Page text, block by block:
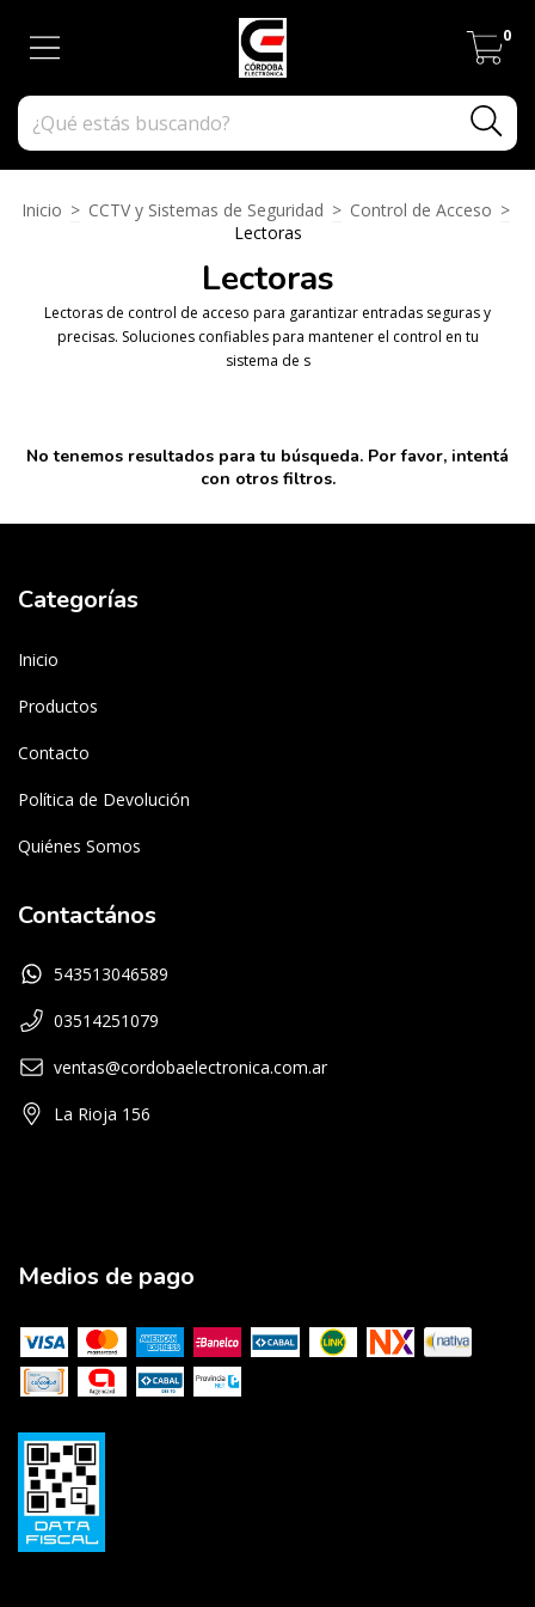
0
Inicio > CCTV y Sistemas de Seguridad > Control de Acceso >
Lectoras
Lectoras
Lectoras de control de acceso para garantizar entradas seguras y
precisas. Soluciones confiables para mantener el control en tu
sistema de s
No tenemos resultados para tu búsqueda. Por favor, intentá
con otros filtros.
Categorías
Inicio
Productos
Contacto
Política de Devolución
Quiénes Somos
Contactános
543513046589
03514251079
ventas@cordobaelectronica.com.ar
La Rioja 156
Medios de pago